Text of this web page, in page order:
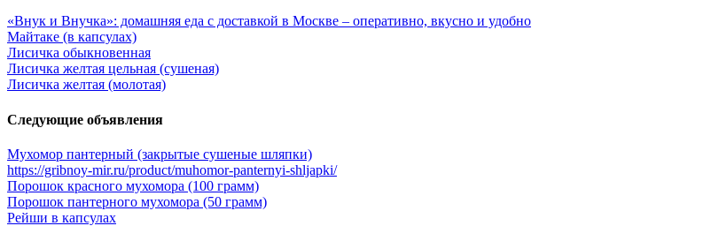
«Внук и Внучка»: домашняя еда с доставкой в Москве – оперативно, вкусно и удобно
Майтаке (в капсулах)
Лисичка обыкновенная
Лисичка желтая цельная (сушеная)
Лисичка желтая (молотая)
Следующие объявления
Мухомор пантерный (закрытые сушеные шляпки)
https://gribnoy-mir.ru/product/muhomor-panternyi-shljapki/
Порошок красного мухомора (100 грамм)
Порошок пантерного мухомора (50 грамм)
Рейши в капсулах